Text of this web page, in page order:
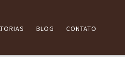
BLOG CONTATO